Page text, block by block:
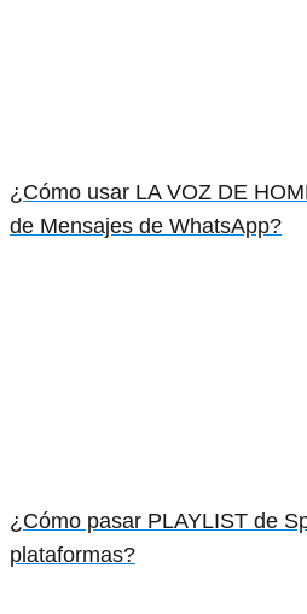
¿Cómo usar LA VOZ DE
de Mensajes de WhatsApp?
¿Cómo pasar PLAYLIST de
plataformas?